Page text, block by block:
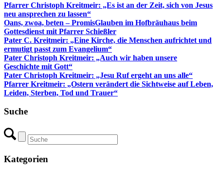
Pfarrer Christoph Kreitmeir: „Es ist an der Zeit, sich von Jesus
neu ansprechen zu lassen“
Oans, zwoa, beten – PromisGlauben im Hofbräuhaus beim
Gottesdienst mit Pfarrer Schießler
Pater C. Kreitmeir: „Eine Kirche, die Menschen aufrichtet und
ermutigt passt zum Evangelium“
Pater Christoph Kreitmeir: „Auch wir haben unsere
Geschichte mit Gott“
Pater Christoph Kreitmeir: „Jesu Ruf ergeht an uns alle“
Pfarrer Kreitmeir: „Ostern verändert die Sichtweise auf Leben,
Leiden, Sterben, Tod und Trauer“
Suche
Kategorien